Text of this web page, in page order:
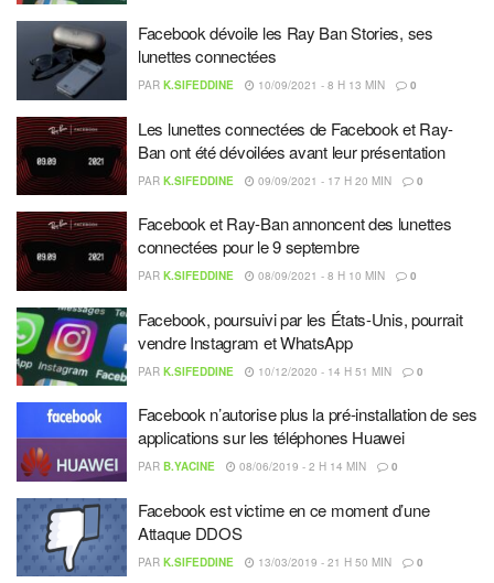
Facebook dévoile les Ray Ban Stories, ses
lunettes connectées
PAR K.SIFEDDINE 10/09/2021 - 8 H 13 MIN 0
Les lunettes connectées de Facebook et Ray-
Ban ont été dévoilées avant leur présentation
PAR K.SIFEDDINE 09/09/2021 - 17 H 20 MIN 0
Facebook et Ray-Ban annoncent des lunettes
connectées pour le 9 septembre
PAR K.SIFEDDINE 08/09/2021 - 8 H 10 MIN 0
Facebook, poursuivi par les États-Unis, pourrait
vendre Instagram et WhatsApp
PAR K.SIFEDDINE 10/12/2020 - 14 H 51 MIN 0
Facebook n’autorise plus la pré-installation de ses
applications sur les téléphones Huawei
PAR B.YACINE 08/06/2019 - 2 H 14 MIN 0
Facebook est victime en ce moment d’une
Attaque DDOS
PAR K.SIFEDDINE 13/03/2019 - 21 H 50 MIN 0